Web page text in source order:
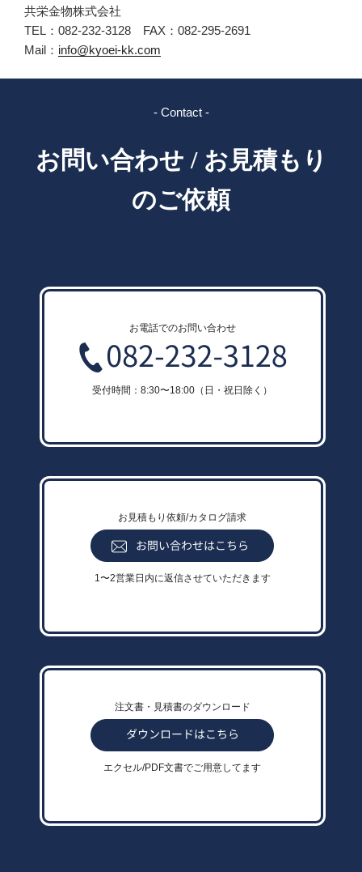
共栄金物株式会社
TEL：082-232-3128 FAX：082-295-2691
Mail： info@kyoei-kk.com
- Contact -
お問い合わせ / お見積もり
のご依頼
お電話でのお問い合わせ
受付時間：8:30〜18:00（日・祝日除く）
お見積もり依頼/カタログ請求
1〜2営業日内に返信させていただきます
注文書・見積書のダウンロード
エクセル/PDF文書でご用意してます